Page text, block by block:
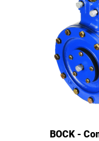
BOCK -